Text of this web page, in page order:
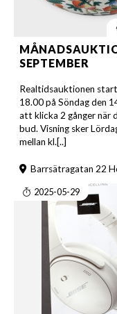
SEPTEMBER
Realtidsauktionen
18.00 på Söndag den
att klicka 2 gånger när
bud. Visning sker
mellan kl.[..]
Barrsätragatan 22
2025-05-29